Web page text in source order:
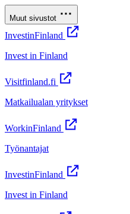
Muut sivustot
InvestinFinland
Invest in Finland
Visitfinland.fi
Matkailualan yritykset
WorkinFinland
Työnantajat
InvestinFinland
Invest in Finland